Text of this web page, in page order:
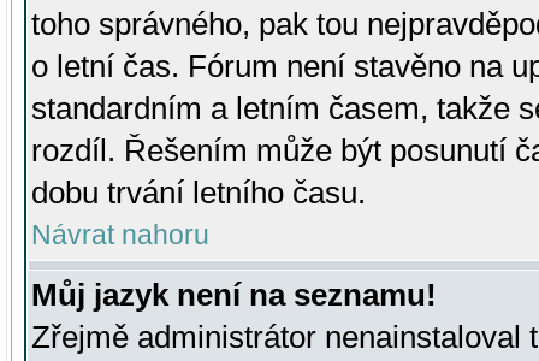
toho správného, pak tou
o letní čas. Fórum není stavěno na
standardním a letním časem, takže
rozdíl. Řešením může být posunutí
dobu trvání letního času.
Návrat nahoru
Můj jazyk není na seznamu!
Zřejmě administrátor nenainstaloval